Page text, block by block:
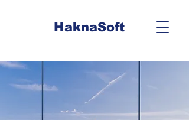
HaknaSoft